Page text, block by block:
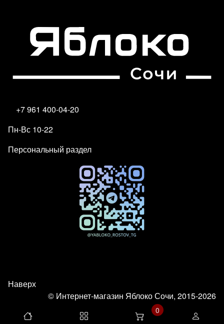
+7 961 400-04-20
Пн-Вс 10-22
Персональный раздел
Наверх
© Интернет-магазин Яблоко Сочи, 2015-2026
0